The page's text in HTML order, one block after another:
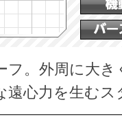
フ。外周に大
遠心力を生む